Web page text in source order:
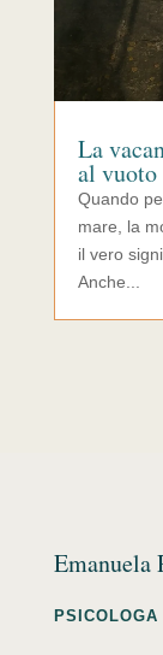
La
al vuoto
Quando
mare, la
il vero
Anche...
Emanuela